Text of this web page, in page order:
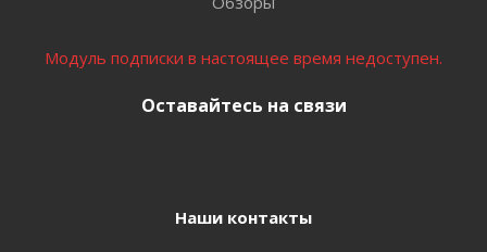
Модуль подписки в настоящее время недоступен.
Оставайтесь на связи
Наши контакты